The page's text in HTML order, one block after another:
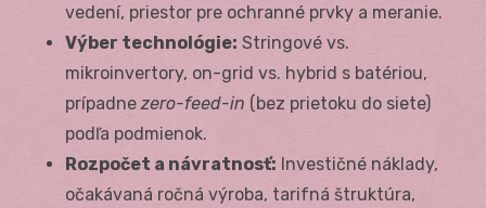
vedení, priestor pre ochranné prvky a meranie.
Výber technológie: Stringové vs.
mikroinvertory, on-grid vs. hybrid s batériou,
prípadne zero-feed-in (bez prietoku do siete)
podľa podmienok.
Rozpočet a návratnosť: Investičné náklady,
očakávaná ročná výroba, tarifná štruktúra,